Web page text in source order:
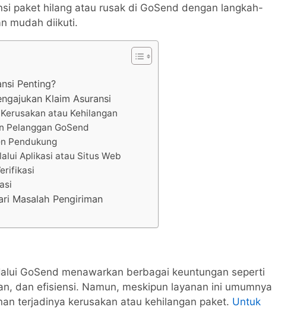
paket hilang atau rusak di GoSend dengan langkah-
mudah diikuti.
Penting?
Klaim Asuransi
atau Kehilangan
Pelanggan GoSend
Pendukung
Aplikasi atau Situs Web
Masalah Pengiriman
GoSend menawarkan berbagai keuntungan seperti
dan efisiensi. Namun, meskipun layanan ini umumnya
terjadinya kerusakan atau kehilangan paket. Untuk